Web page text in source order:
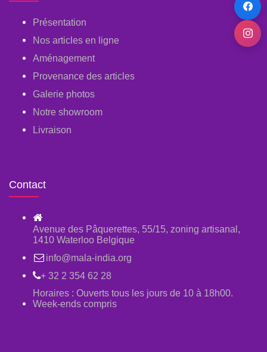
Présentation
Nos articles en ligne
Aménagement
Provenance des articles
Galerie photos
Notre showroom
Livraison
Contact
Avenue des Pâquerettes, 55/15, zoning artisanal,
1410 Waterloo Belgique
info@mala-india.org
+ 32 2 354 62 28
Horaires : Ouverts tous les jours de 10 à 18h00.
Week-ends compris